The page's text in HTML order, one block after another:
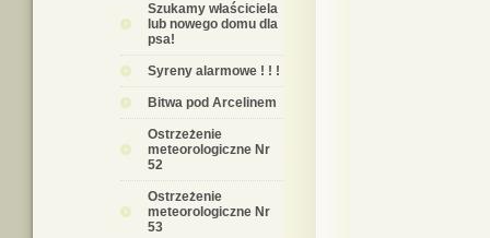
Szukamy właściciela
lub nowego domu dla
psa!
Syreny alarmowe ! ! !
Bitwa pod Arcelinem
Ostrzeżenie
meteorologiczne Nr
52
Ostrzeżenie
meteorologiczne Nr
53